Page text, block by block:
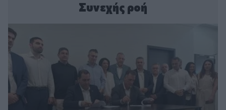
Συνεχής ροή